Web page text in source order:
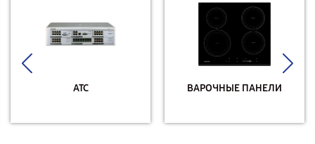
АТС ВАРОЧНЫЕ ПАНЕЛИ